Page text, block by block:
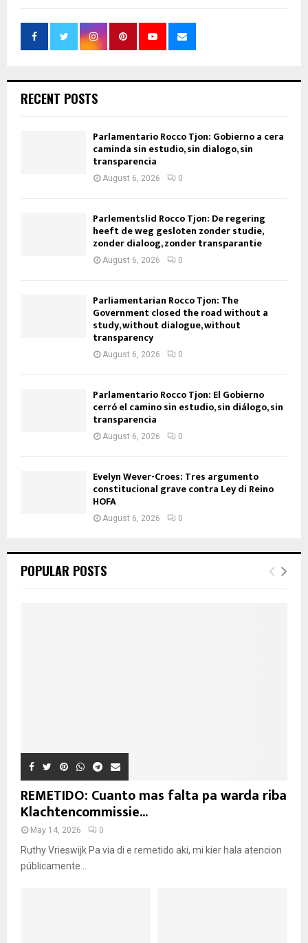
RECENT POSTS
Parlamentario Rocco Tjon: Gobierno a cera
caminda sin estudio, sin dialogo, sin
transparencia
August 6, 2026 0
Parlementslid Rocco Tjon: De regering
heeft de weg gesloten zonder studie,
zonder dialoog, zonder transparantie
August 6, 2026 0
Parliamentarian Rocco Tjon: The
Government closed the road without a
study, without dialogue, without
transparency
August 6, 2026 0
Parlamentario Rocco Tjon: El Gobierno
cerró el camino sin estudio, sin diálogo, sin
transparencia
August 6, 2026 0
Evelyn Wever-Croes: Tres argumento
constitucional grave contra Ley di Reino
HOFA
August 6, 2026 0
POPULAR POSTS
REMETIDO: Cuanto mas falta pa warda riba
Klachtencommissie...
May 14, 2026 0
Ruthy Vrieswijk Pa via di e remetido aki, mi kier hala atencion
públicamente...